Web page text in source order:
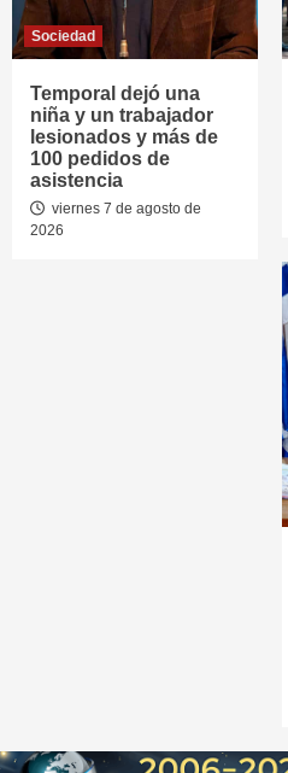
Sociedad
Temporal dejó una
niña y un trabajador
lesionados y más de
100 pedidos de
asistencia
viernes 7 de agosto de
2026